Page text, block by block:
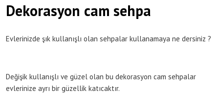
Dekorasyon cam sehpa
Evlerinizde şık kullanışlı olan sehpalar kullanamaya ne dersiniz ?
Değişik kullanışlı ve güzel olan bu dekorasyon cam sehpalar
evlerinize ayrı bir güzellik katıcaktır.